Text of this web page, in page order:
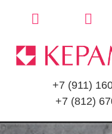
+7 (911)
+7 (812)